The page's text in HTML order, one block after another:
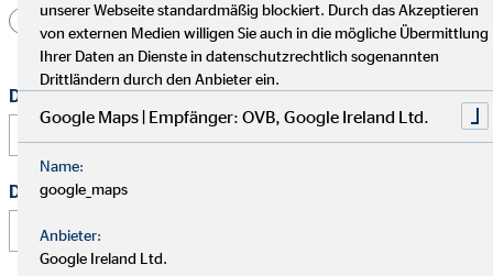
Herr Frau Divers
Dein vollständiger Name*
Deine E-Mail Adresse
unserer Webseite standardmäßig blockiert. Durch das Akzeptieren
von externen Medien willigen Sie auch in die mögliche Übermittlung
Ihrer Daten an Dienste in datenschutzrechtlich sogenannten
Drittländern durch den Anbieter ein.
Google Maps | Empfänger: OVB, Google Ireland Ltd.
Name:
google_maps
Anbieter:
Google Ireland Ltd.